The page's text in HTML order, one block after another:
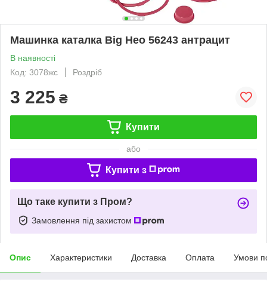
Машинка каталка Big Нео 56243 антрацит
В наявності
Код: 3078жс
Роздріб
3 225 ₴
Купити
або
Купити з
Що таке купити з Пром?
Замовлення під захистом
Опис Характеристики Доставка Оплата Умови